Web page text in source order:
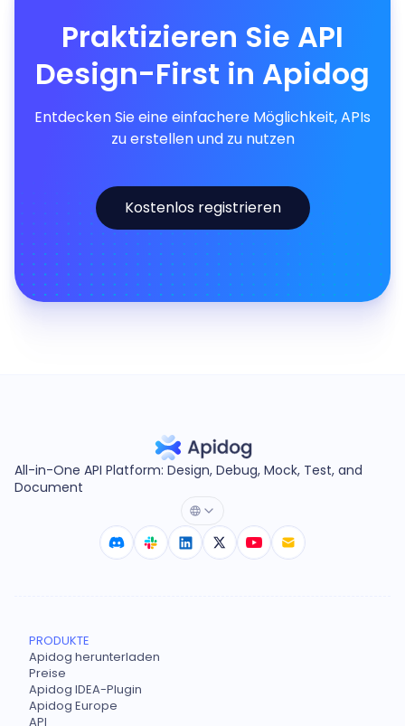
Praktizieren Sie API
Design-First in Apidog
Entdecken Sie eine einfachere Möglichkeit, APIs
zu erstellen und zu nutzen
Kostenlos registrieren
All-in-One API Platform: Design, Debug, Mock, Test, and
Document
PRODUKTE
Apidog herunterladen
Preise
Apidog IDEA-Plugin
Apidog Europe
API